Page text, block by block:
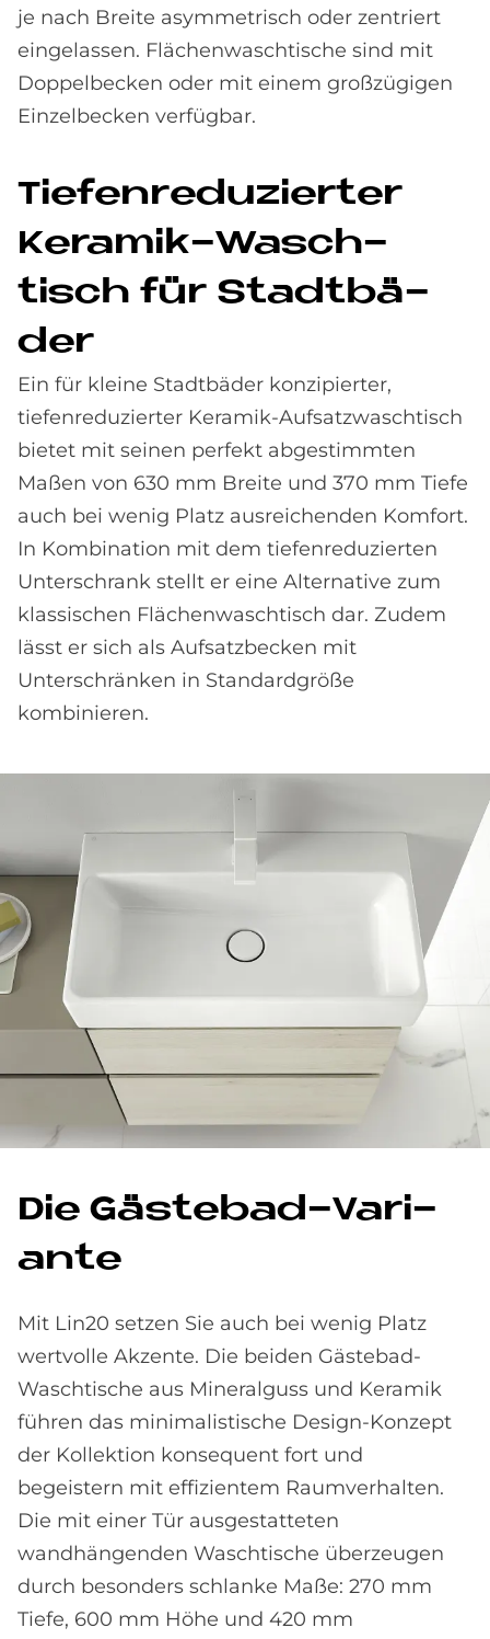
je nach Breite asymmetrisch oder zentriert
eingelassen. Flächenwaschtische sind mit
Doppelbecken oder mit einem großzügigen
Einzelbecken verfügbar.
Tie­fen­re­du­zier­ter
Ke­ra­mik-Wasch­
tisch für Stadt­bä­
der
Ein für kleine Stadtbäder konzipierter,
tiefenreduzierter Keramik-Aufsatzwaschtisch
bietet mit seinen perfekt abgestimmten
Maßen von 630 mm Breite und 370 mm Tiefe
auch bei wenig Platz ausreichenden Komfort.
In Kombination mit dem tiefenreduzierten
Unterschrank stellt er eine Alternative zum
klassischen Flächenwaschtisch dar. Zudem
lässt er sich als Aufsatzbecken mit
Unterschränken in Standardgröße
kombinieren.
Die Gä­ste­bad-Va­ri­
an­te
Mit Lin20 setzen Sie auch bei wenig Platz
wertvolle Akzente. Die beiden Gästebad-
Waschtische aus Mineralguss und Keramik
führen das minimalistische Design-Konzept
der Kollektion konsequent fort und
begeistern mit effizientem Raumverhalten.
Die mit einer Tür ausgestatteten
wandhängenden Waschtische überzeugen
durch besonders schlanke Maße: 270 mm
Tiefe, 600 mm Höhe und 420 mm